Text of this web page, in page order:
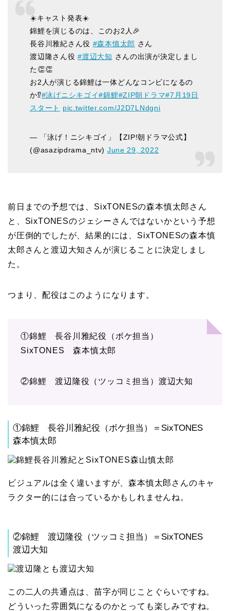
☀️キャスト発表☀️
錦鯉を演じるのは、このお2人🎉
長谷川雅紀さん役 #森本慎太郎 さん
渡辺隆さん役#渡辺大知 さんの出演が決定しまし
た👏👏
お2人が演じる錦鯉は一体どんなコンビになるの
か⁉️#泳げニシキゴイ#錦鯉#ZIP朝ドラマ#7月19日
スタート
pic.twitter.com/J2D7LNdgni
— 「泳げ！ニシキゴイ」【ZIP!朝ドラマ公式】
(@asazipdrama_ntv) June 29, 2022
前日までの予想では、SixTONESの森本慎太郎さん
と、SixTONESのジェシーさんではないかという予想
が圧倒的でしたが、結果的には、SixTONESの森本慎
太郎さんと渡辺大知さんが演じることに決定しまし
た。
つまり、配役はこのようになります。
①錦鯉 長谷川雅紀役（ボケ担当）
SixTONES 森本慎太郎
②錦鯉 渡辺隆役（ツッコミ担当）渡辺大知
①錦鯉 長谷川雅紀役（ボケ担当）＝SixTONES
森本慎太郎
ビジュアルは全く違いますが、森本慎太郎さんのキャ
ラクター的には合っているかもしれませんね。
②錦鯉 渡辺隆役（ツッコミ担当）＝SixTONES
渡辺大知
この二人の共通点は、苗字が同じことぐらいですね。
どういった雰囲気になるのかとっても楽しみですね。